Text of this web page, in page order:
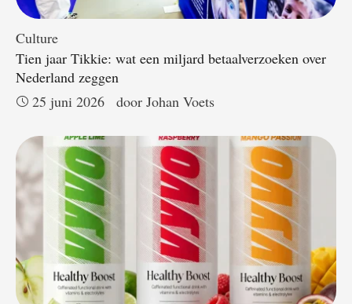
Culture
Tien jaar Tikkie: wat een miljard betaalverzoeken over
Nederland zeggen
25 juni 2026
door Johan Voets